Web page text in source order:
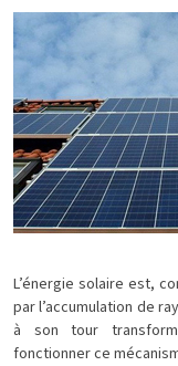
L’énergie solaire est,
par l’accumulation de
à son tour
fonctionner ce